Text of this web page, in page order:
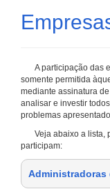
A participação das
somente permitida
mediante assinatura
analisar e investir
problemas
Veja abaixo a lista,
participam:
Administradoras